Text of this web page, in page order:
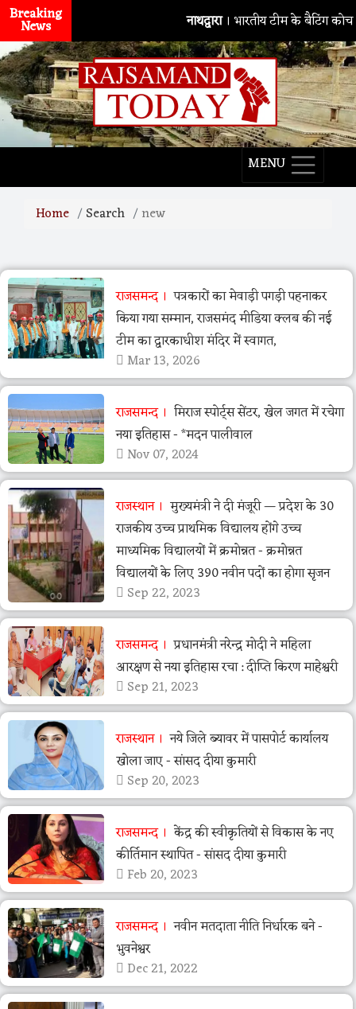
Breaking
News नाथद्वारा। भारतीय टीम के बैटिंग कोच
MENU
Home Search new
राजसमन्द
पत्रकारों का मेवाड़ी पगड़ी पहनाकर
किया गया सम्मान, राजसमंद मीडिया क्लब की नई
टीम का द्वारकाधीश मंदिर में स्वागत,
Mar 13, 2026
राजसमन्द
मिराज स्पोर्ट्स सेंटर, खेल जगत में रचेगा
नया इतिहास - *मदन पालीवाल
Nov 07, 2024
राजस्थान
मुख्यमंत्री ने दी मंजूरी — प्रदेश के 30
राजकीय उच्च प्राथमिक विद्यालय होंगे उच्च
माध्यमिक विद्यालयों में क्रमोन्नत - क्रमोन्नत
विद्यालयों के लिए 390 नवीन पदों का होगा सृजन
Sep 22, 2023
राजसमन्द
प्रधानमंत्री नरेन्द्र मोदी ने महिला
आरक्षण से नया इतिहास रचा : दीप्ति किरण माहेश्वरी
Sep 21, 2023
राजस्थान
नये जिले ब्यावर में पासपोर्ट कार्यालय
खोला जाए - सांसद दीया कुमारी
Sep 20, 2023
राजसमन्द
केंद्र की स्वीकृतियों से विकास के नए
कीर्तिमान स्थापित - सांसद दीया कुमारी
Feb 20, 2023
राजसमन्द
नवीन मतदाता नीति निर्धारक बने -
भुवनेश्वर
Dec 21, 2022